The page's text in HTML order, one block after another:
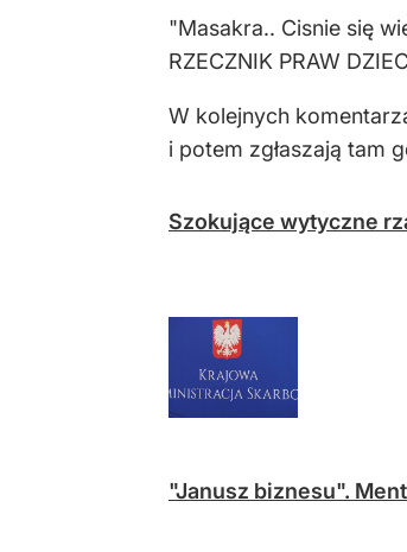
"Masakra.. Cisnie się
RZECZNIK PRAW
W kolejnych
i potem zgłaszają tam
Szokujące wytyczne
"Janusz biznesu".